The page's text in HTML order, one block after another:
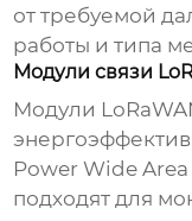
от требуемой
работы и типа
Модули связи
Модули
Power Wide
подходят для